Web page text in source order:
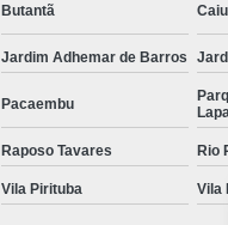
Butantã
Jardim Adhemar de Barros
Pacaembu
Lapa
Raposo Tavares Rio
Vila Pirituba Vila